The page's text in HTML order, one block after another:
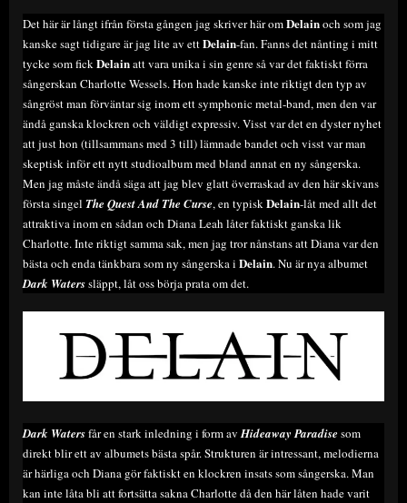
Det här är långt ifrån första gången jag skriver här omDelainoch som jag
kanske sagt tidigare är jag lite av ettDelain-fan. Fanns det nånting i mitt
tycke som fickDelainatt vara unika i sin genre så var det faktiskt förra
sångerskan Charlotte Wessels. Hon hade kanske inte riktigt den typ av
sångröst man förväntar sig inom ett symphonic metal-band, men den var
ändå ganska klockren och väldigt expressiv. Visst var det en dyster nyhet
att just hon (tillsammans med 3 till) lämnade bandet och visst var man
skeptisk inför ett nytt studioalbum med bland annat en ny sångerska.
Men jag måste ändå säga att jag blev glatt överraskad av den här skivans
första singel The Quest And The Curse, en typiskDelain-låt med allt det
attraktiva inom en sådan och Diana Leah låter faktiskt ganska lik
Charlotte. Inte riktigt samma sak, men jag tror nånstans att Diana var den
bästa och enda tänkbara som ny sångerska i Delain. Nu är nya albumet
Dark Waterssläppt, låt oss börja prata om det.
Dark Watersfår en stark inledning i form avHideaway Paradise som
direkt blir ett av albumets bästa spår. Strukturen är intressant, melodierna
är härliga och Diana gör faktiskt en klockren insats som sångerska. Man
kan inte låta bli att fortsätta sakna Charlotte då den här låten hade varit